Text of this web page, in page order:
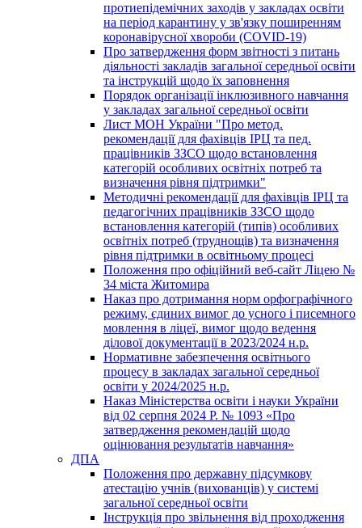
протиепідемічних заходів у закладах освіти
на період карантину у зв'язку поширенням
коронавірусної хвороби (COVID-19)
Про затвердження форм звітності з питань
діяльності закладів загальної середньої освіти
та інструкцій щодо їх заповнення
Порядок організації інклюзивного навчання
у закладах загальної середньої освіти
Лист МОН України "Про метод.
рекомендації для фахівців ІРЦ та пед.
працівників ЗЗСО щодо встановлення
категорій особливих освітніх потреб та
визначення рівня підтримки"
Методичні рекомендації для фахівців ІРЦ та
педагогічних працівників ЗЗСО щодо
встановлення категорій (типів) особливих
освітніх потреб (труднощів) та визначення
рівня підтримки в освітньому процесі
Положення про офіційний веб-сайт Ліцею №
34 міста Житомира
Наказ про дотримання норм орфографічного
режиму, єдиних вимог до усного і писемного
мовлення в ліцеї, вимог щодо ведення
ділової документації в 2023/2024 н.р.
Нормативне забезпечення освітнього
процесу в закладах загальної середньої
освіти у 2024/2025 н.р.
Наказ Міністерства освіти і науки України
від 02 серпня 2024 Р. № 1093 «Про
затвердження рекомендацій щодо
оцінювання результатів навчання»
ДПА
Положення про державну підсумкову
атестацію учнів (вихованців) у системі
загальної середньої освіти
Інструкція про звільнення від проходження